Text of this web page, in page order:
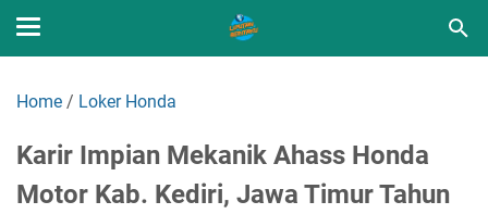
Home / Loker Honda
Karir Impian Mekanik Ahass Honda
Motor Kab. Kediri, Jawa Timur Tahun